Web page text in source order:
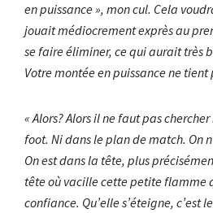
en puissance », mon cul. Cela
jouait médiocrement exprès au
se faire éliminer, ce qui aurait très
Votre montée en puissance ne tient
« Alors? Alors il ne faut pas
foot. Ni dans le plan de match. On
On est dans la tête, plus
tête où vacille cette petite flamme
confiance. Qu’elle s’éteigne, c’est